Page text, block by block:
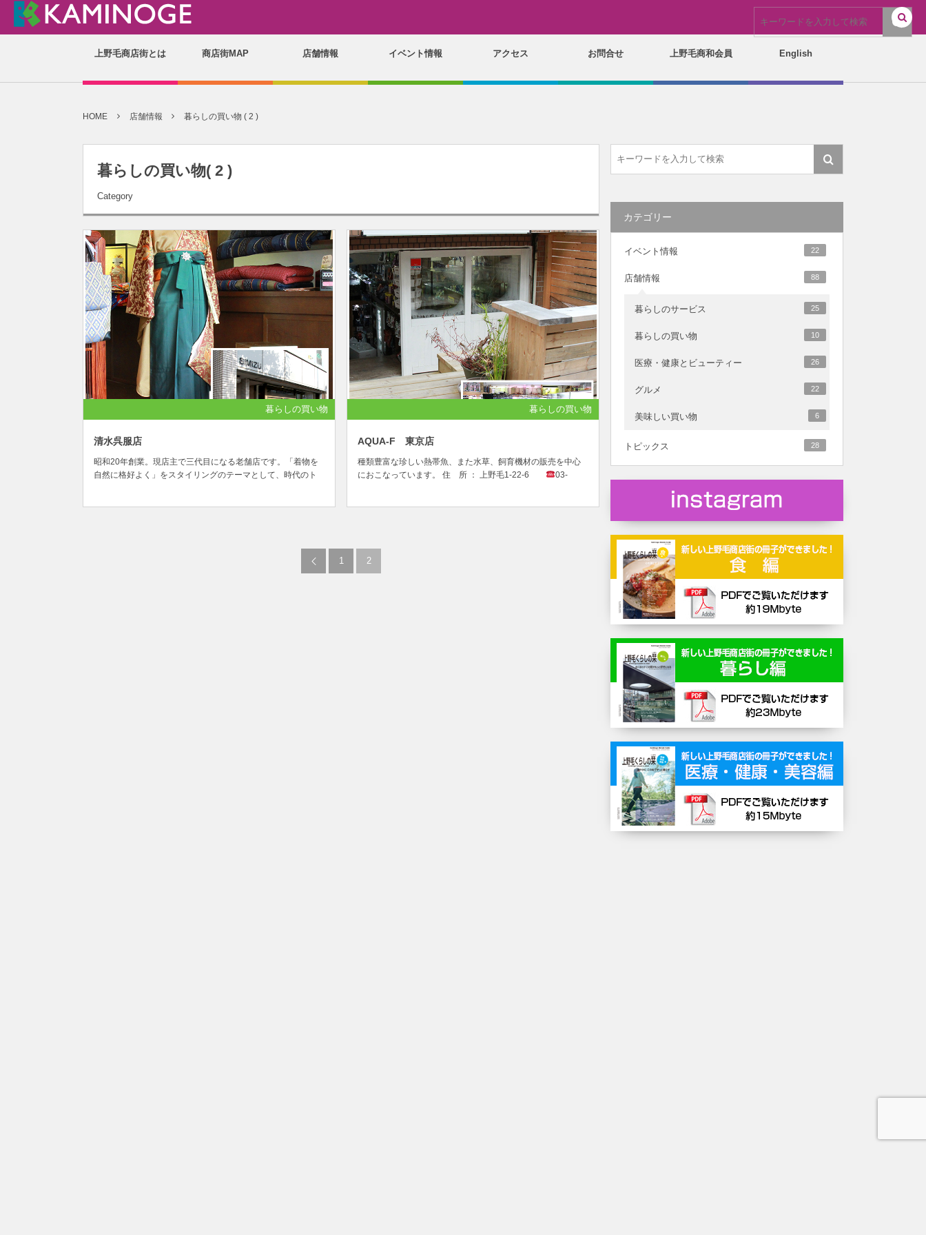
上野毛商店街とは 商店街MAP 店舗情報 イベント情報 アクセス お問合せ 上野毛商和会員 English
HOME 店舗情報 暮らしの買い物 ( 2 )
暮らしの買い物( 2 )
Category
暮らしの買い物
清水呉服店
昭和20年創業。現店主で三代目になる老舗店です。「着物を
自然に格好よく」をスタイリングのテーマとして、時代のト
暮らしの買い物
AQUA-F 東京店
種類豊富な珍しい熱帯魚、また水草、飼育機材の販売を中心
におこなっています。 住 所 ： 上野毛1-22-6
03-
1 2
カテゴリー
イベント情報 22
店舗情報 88
暮らしのサービス 25
暮らしの買い物 10
医療・健康とビューティー 26
グルメ 22
美味しい買い物 6
トピックス 28